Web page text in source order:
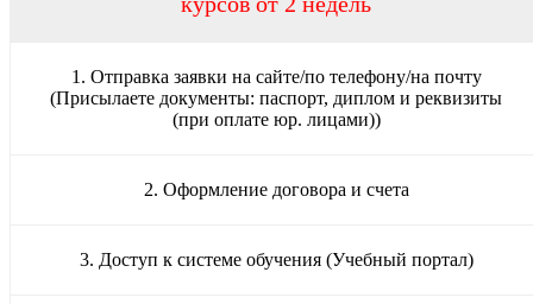
1. Отправка заявки на сайте/по телефону/на почту
(Присылаете документы: паспорт, диплом и реквизиты
(при оплате юр. лицами))
2. Оформление договора и счета
3. Доступ к системе обучения (Учебный портал)